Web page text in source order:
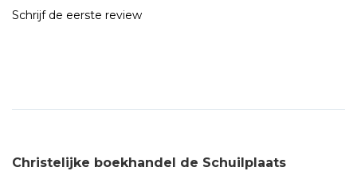
Schrijf de eerste review
Christelijke boekhandel de Schuilplaats